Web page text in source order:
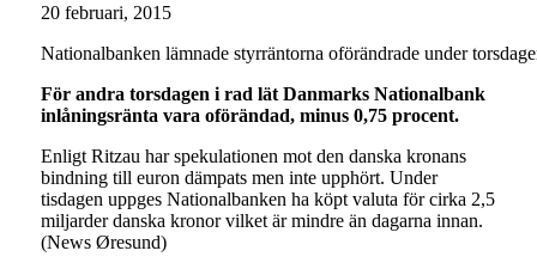
20 februari, 2015
Nationalbanken lämnade styrräntorna oförändrade under
För andra torsdagen i rad lät Danmarks Nationalbank
inlåningsränta vara oförändad, minus 0,75 procent.
Enligt Ritzau har spekulationen mot den danska kronans
bindning till euron dämpats men inte upphört. Under
tisdagen uppges Nationalbanken ha köpt valuta för cirka 2,5
miljarder danska kronor vilket är mindre än dagarna innan.
(News Øresund)